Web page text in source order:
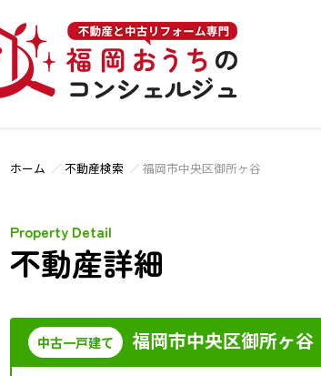
ホーム 不動産検索 福岡市中央区御所ヶ谷
不動産詳細
Property Detail
中古一戸建て 福岡市中央区御所ヶ谷